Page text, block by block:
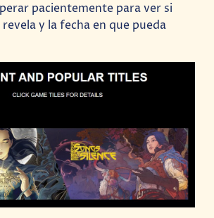
pacientemente para ver si
y la fecha en que pueda